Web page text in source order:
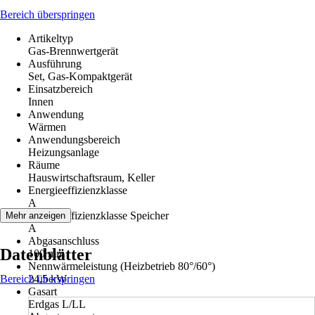
Bereich überspringen
Artikeltyp
Gas-Brennwertgerät
Ausführung
Set, Gas-Kompaktgerät
Einsatzbereich
Innen
Anwendung
Wärmen
Anwendungsbereich
Heizungsanlage
Räume
Hauswirtschaftsraum, Keller
Energieeffizienzklasse
A
Energieeffizienzklasse Speicher
A
Abgasanschluss
100 mm
Nennwärmeleistung (Heizbetrieb 80°/60°)
24,5 kW
Gasart
Erdgas L/LL
Mehr anzeigen
Datenblätter
Bereich überspringen